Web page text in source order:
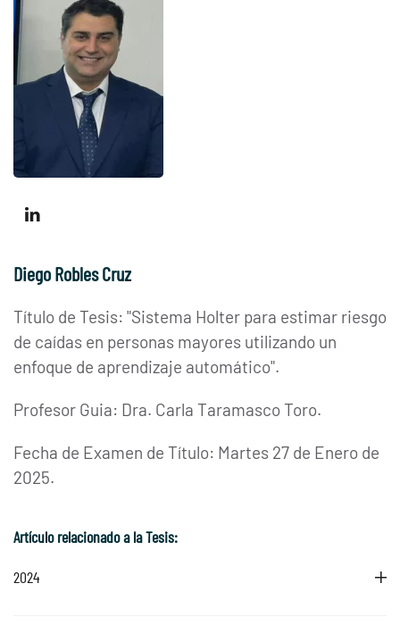
Diego Robles Cruz
Título de Tesis: "Sistema Holter para estimar riesgo
de caídas en personas mayores utilizando un
enfoque de aprendizaje automático".
Profesor Guia: Dra. Carla Taramasco Toro.
Fecha de Examen de Título: Martes 27 de Enero de
2025.
Artículo relacionado a la Tesis:
2024